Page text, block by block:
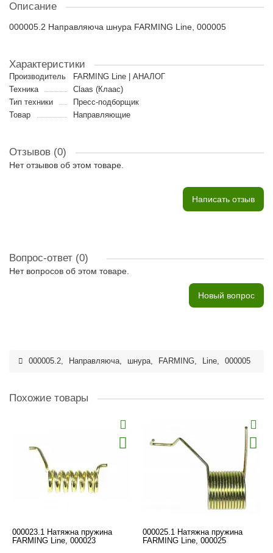
Описание
000005.2 Направляюча шнура FARMING Line, 000005
Характеристики
Производитель
FARMING Line | АНАЛОГ
Техника
Claas (Клаас)
Тип техники
Пресс-подборщик
Товар
Направляющие
Отзывов (0)
Нет отзывов об этом товаре.
Написать отзыв
Вопрос-ответ (0)
Нет вопросов об этом товаре.
Новый вопрос
000005.2, Направляюча, шнура, FARMING, Line, 000005
Похожие товары
000023.1 Натяжна пружина
FARMING Line, 000023
000025.1 Натяжна пружина
FARMING Line, 000025